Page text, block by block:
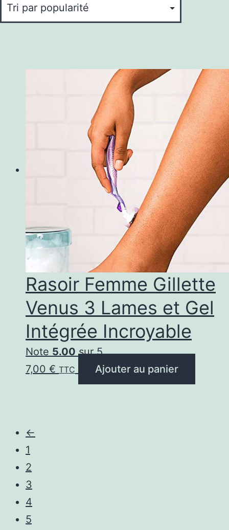
Rasoir Femme Gillette
Venus 3 Lames et Gel
Intégrée Incroyable
Note 5.00 sur 5
7,00 € TTC Ajouter au panier
←
1
2
3
4
5